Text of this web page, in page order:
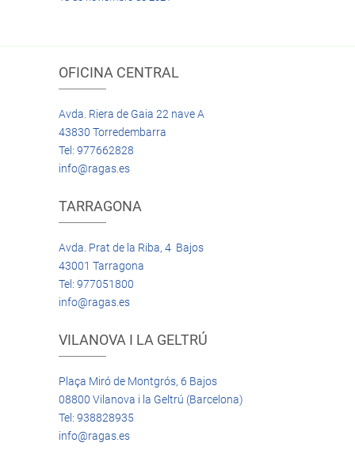
OFICINA CENTRAL
Avda. Riera de Gaia 22 nave A
43830 Torredembarra
Tel: 977662828
info@ragas.es
TARRAGONA
Avda. Prat de la Riba, 4 Bajos
43001 Tarragona
Tel: 977051800
info@ragas.es
VILANOVA I LA GELTRÚ
Plaça Miró de Montgrós, 6 Bajos
08800 Vilanova i la Geltrú (Barcelona)
Tel: 938828935
info@ragas.es